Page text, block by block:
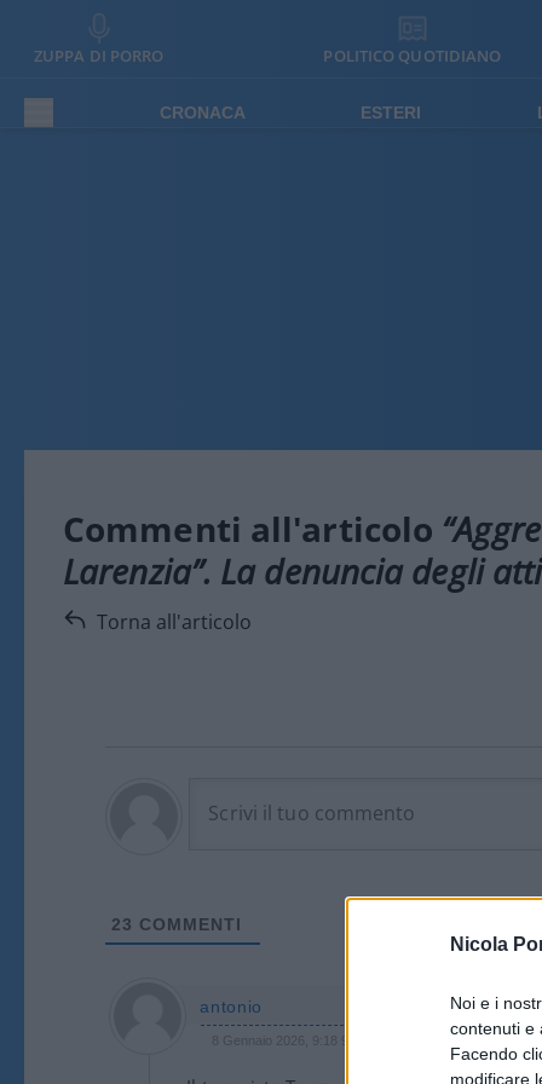
Nicola
Noi e i
contenuti e
Facendo
modificare
ZUPPA DI PORRO POLITICO QUOTIDIANO
CRONACA ESTERI
Commenti all'articolo
Larenzia”. La denuncia degli
Torna all'articolo
23 COMMENTI
antonio
8 Gennaio 2026, 9:18 9:18